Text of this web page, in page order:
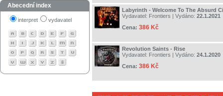
Abecední index
interpret vydavatel
Labyrinth - Welcome To The Absurd
Vydavatel: Frontiers | Vydáno: 22.1.2021
Cena: 386 Kč
Revolution Saints - Rise
Vydavatel: Frontiers | Vydáno: 24.1.2020
Cena: 386 Kč